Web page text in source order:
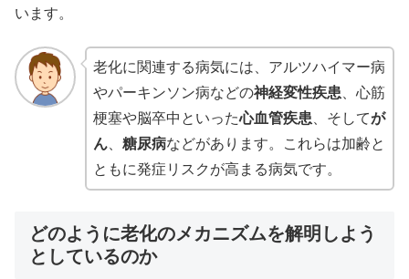
います。
老化に関連する病気には、アルツハイマー病
やパーキンソン病などの神経変性疾患 、心筋
梗塞や脳卒中といった心血管疾患 、そしてが
ん、 糖尿病などがあります。これらは加齢と
ともに発症リスクが高まる病気です。
どのように老化のメカニズムを解明しよう
としているのか